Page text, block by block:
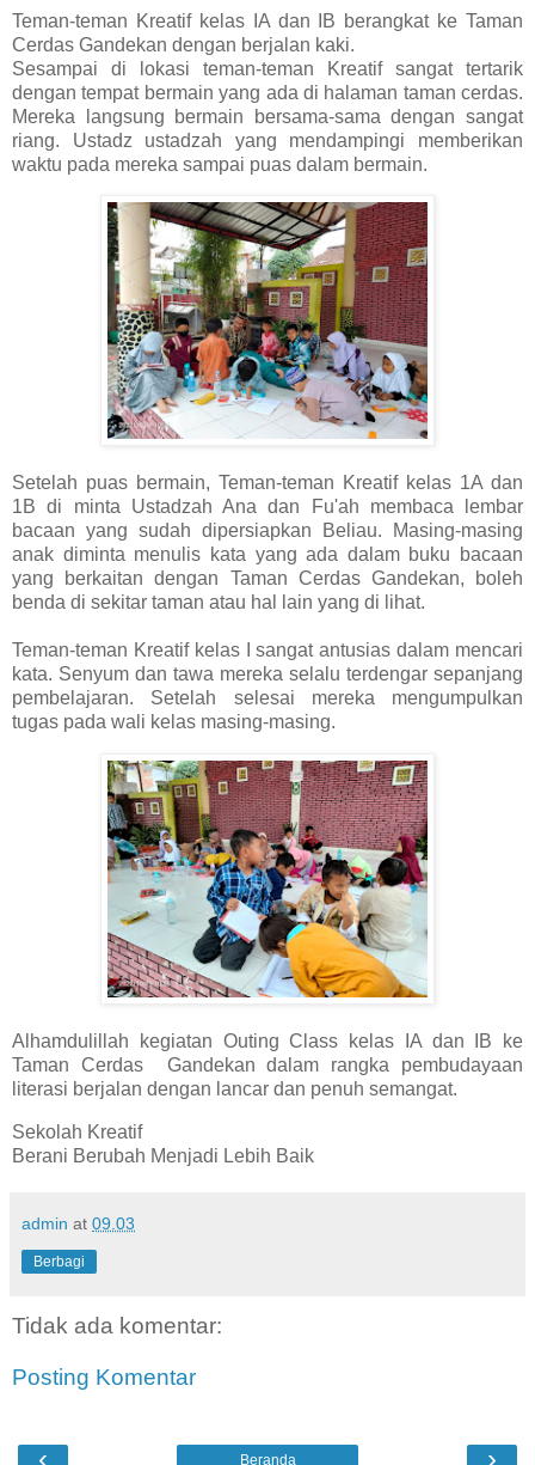
Teman-teman Kreatif kelas IA dan IB berangkat ke Taman
Cerdas Gandekan dengan berjalan kaki.
Sesampai di lokasi teman-teman Kreatif sangat tertarik
dengan tempat bermain yang ada di halaman taman cerdas.
Mereka langsung bermain bersama-sama dengan sangat
riang. Ustadz ustadzah yang mendampingi memberikan
waktu pada mereka sampai puas dalam bermain.
Setelah puas bermain, Teman-teman Kreatif kelas 1A dan
1B di minta Ustadzah Ana dan Fu'ah membaca lembar
bacaan yang sudah dipersiapkan Beliau. Masing-masing
anak diminta menulis kata yang ada dalam buku bacaan
yang berkaitan dengan Taman Cerdas Gandekan, boleh
benda di sekitar taman atau hal lain yang di lihat.
Teman-teman Kreatif kelas I sangat antusias dalam mencari
kata. Senyum dan tawa mereka selalu terdengar sepanjang
pembelajaran. Setelah selesai mereka mengumpulkan
tugas pada wali kelas masing-masing.
Alhamdulillah kegiatan Outing Class kelas IA dan IB ke
Taman Cerdas Gandekan dalam rangka pembudayaan
literasi berjalan dengan lancar dan penuh semangat.
Sekolah Kreatif
Berani Berubah Menjadi Lebih Baik
admin at 09.03
Berbagi
Tidak ada komentar:
Posting Komentar
‹ ›
Beranda